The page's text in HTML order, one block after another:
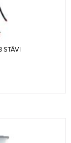
STĀVI